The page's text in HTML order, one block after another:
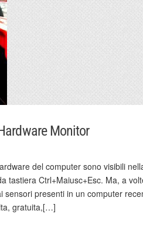
Monitor
del computer sono visibili
tastiera Ctrl+Maiusc+Esc. Ma, a
presenti in un computer
gratuita,[…]